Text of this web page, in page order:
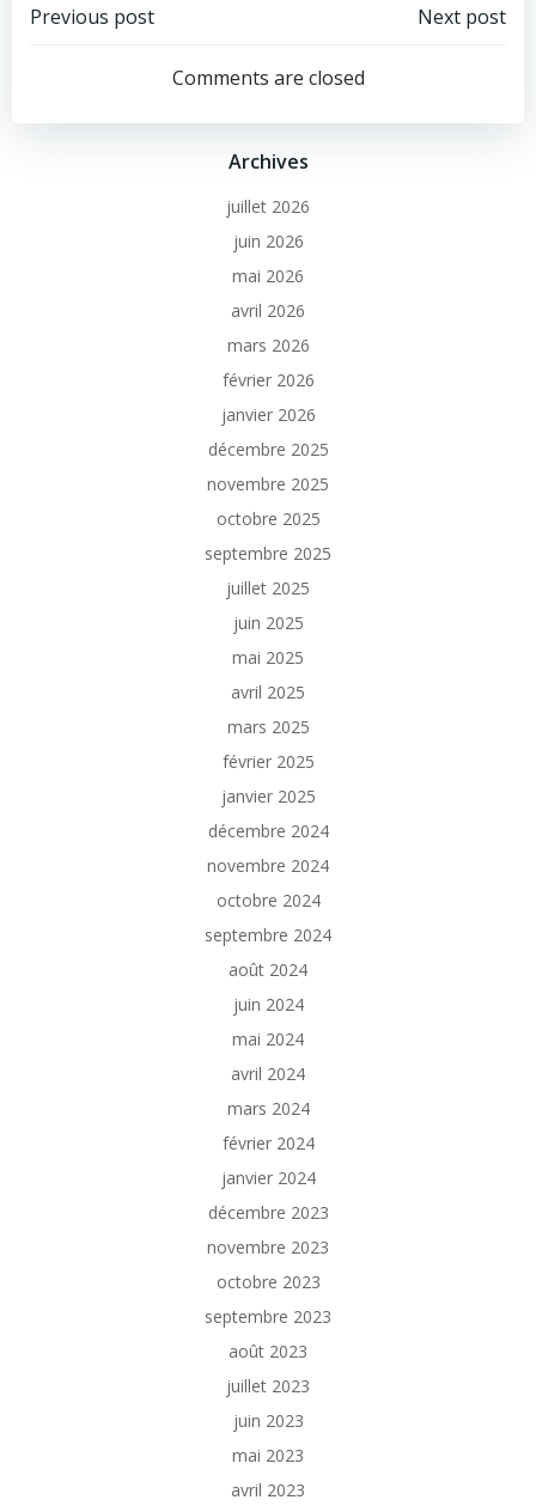
Previous post Next post
Comments are closed
Archives
juillet 2026
juin 2026
mai 2026
avril 2026
mars 2026
février 2026
janvier 2026
décembre 2025
novembre 2025
octobre 2025
septembre 2025
juillet 2025
juin 2025
mai 2025
avril 2025
mars 2025
février 2025
janvier 2025
décembre 2024
novembre 2024
octobre 2024
septembre 2024
août 2024
juin 2024
mai 2024
avril 2024
mars 2024
février 2024
janvier 2024
décembre 2023
novembre 2023
octobre 2023
septembre 2023
août 2023
juillet 2023
juin 2023
mai 2023
avril 2023